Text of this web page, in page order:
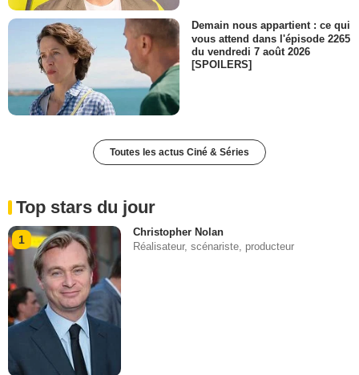
Demain nous appartient : ce qui
vous attend dans l'épisode 2265
du vendredi 7 août 2026
[SPOILERS]
Toutes les actus Ciné & Séries
Top stars du jour
1
Christopher Nolan
Réalisateur, scénariste, producteur